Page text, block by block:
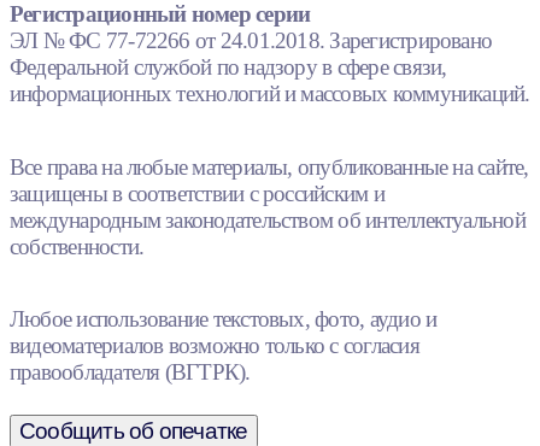
Регистрационный номер серии
ЭЛ № ФС 77-72266 от 24.01.2018. Зарегистрировано
Федеральной службой по надзору в сфере связи,
информационных технологий и массовых коммуникаций.
Все права на любые материалы, опубликованные на сайте,
защищены в соответствии с российским и
международным законодательством об интеллектуальной
собственности.
Любое использование текстовых, фото, аудио и
видеоматериалов возможно только с согласия
правообладателя (ВГТРК).
Сообщить об опечатке